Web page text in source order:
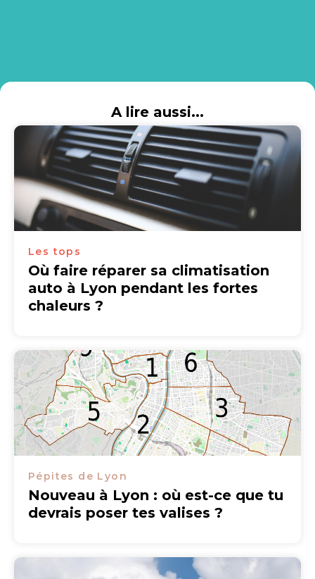
A lire aussi...
Les tops
Où faire réparer sa climatisation
auto à Lyon pendant les fortes
chaleurs ?
Pépites de Lyon
Nouveau à Lyon : où est-ce que tu
devrais poser tes valises ?